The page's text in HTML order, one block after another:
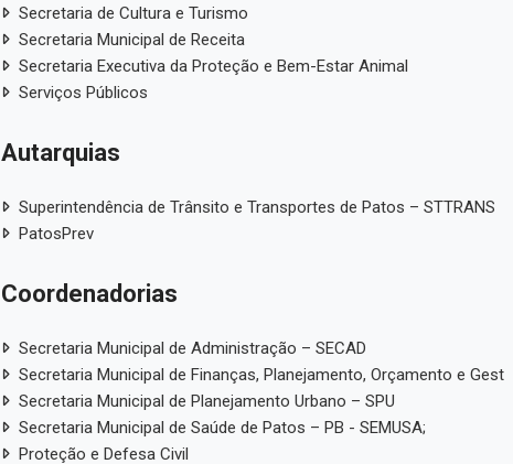
Secretaria de Cultura e Turismo
Secretaria Municipal de Receita
Secretaria Executiva da Proteção e Bem-Estar Animal
Serviços Públicos
Autarquias
Superintendência de Trânsito e Transportes de Patos – STTRANS
PatosPrev
Coordenadorias
Secretaria Municipal de Administração – SECAD
Secretaria Municipal de Finanças, Planejamento, Orçamento e Gest
Secretaria Municipal de Planejamento Urbano – SPU
Secretaria Municipal de Saúde de Patos – PB - SEMUSA;
Proteção e Defesa Civil